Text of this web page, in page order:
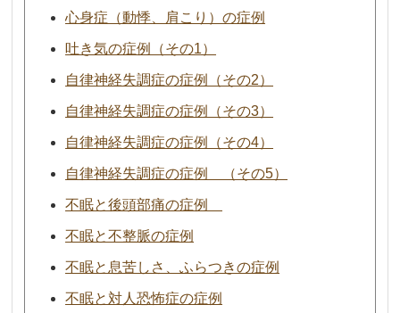
心身症（動悸、肩こり）の症例
吐き気の症例（その1）
自律神経失調症の症例（その2）
自律神経失調症の症例（その3）
自律神経失調症の症例（その4）
自律神経失調症の症例 （その5）
不眠と後頭部痛の症例
不眠と不整脈の症例
不眠と息苦しさ、ふらつきの症例
不眠と対人恐怖症の症例